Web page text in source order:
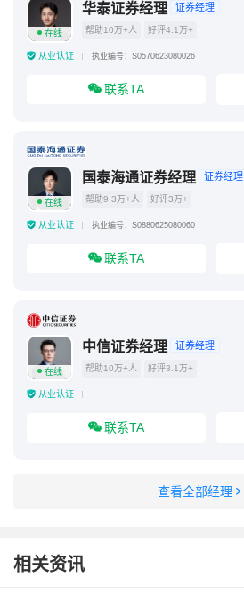
在线
华泰证券经理 证券经理
帮助10万+人 好评4.1万+
从业认证 执业编号：S0570623080026
联系TA
在线
国泰海通证券经理 证券经理
帮助9.3万+人 好评3万+
从业认证 执业编号：S0880625080060
联系TA
在线
中信证券经理 证券经理
帮助10万+人 好评3.1万+
从业认证
联系TA
查看全部经理
相关资讯